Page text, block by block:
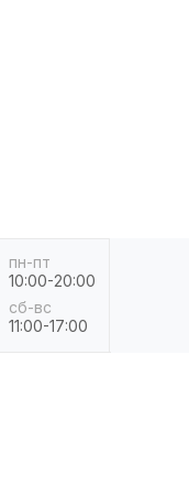
пн-пт
сб-вс
10:00-20:00
11:00-17:00